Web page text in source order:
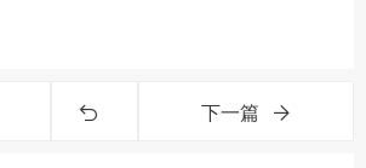
下一篇